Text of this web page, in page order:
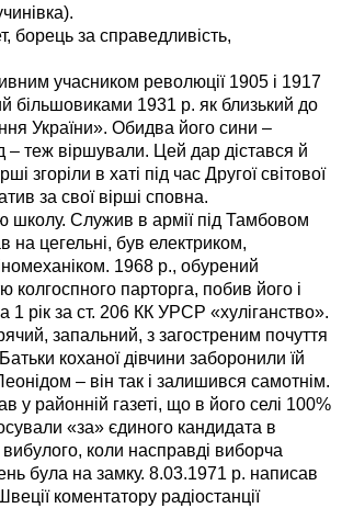
борець за справедливість,
учасником революції 1905 і 1917
більшовиками 1931 р. як близький до
України». Обидва його сини –
– теж віршували. Цей дар дістався й
згоріли в хаті під час Другої світової
за свої вірші сповна.
школу. Служив в армії під Тамбовом
на цегельні, був електриком,
1968 р., обурений
колгоспного парторга, побив його і
1 рік за ст. 206 КК УРСР «хуліганство».
запальний, з загостреним почуття
коханої дівчини заборонили їй
– він так і залишився самотнім.
у районній газеті, що в його селі 100%
«за» єдиного кандидата в
вибулого, коли насправді виборча
була на замку. 8.03.1971 р. написав
коментатору радіостанції